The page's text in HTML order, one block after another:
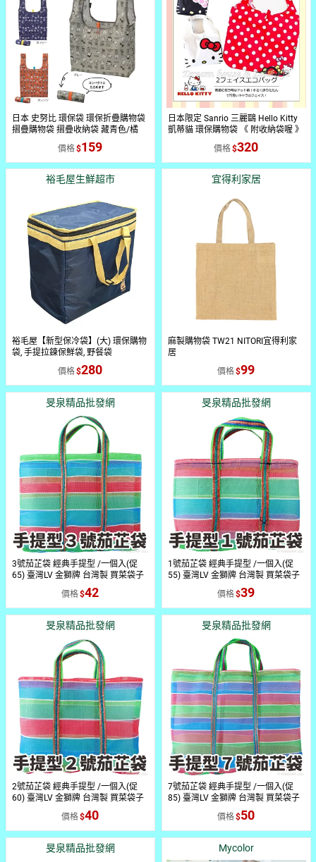
日本 史努比 環保袋 環保折疊購物袋
摺疊購物袋 摺疊收納袋 藏青色/橘
色/灰色 (現貨) ❤️ㄚ比小鼻❤️
價格 159
日本限定 Sanrio 三麗鷗 Hello Kitty
凱蒂貓 環保購物袋 《 附收納袋喔 》
★ 夢想家精品家飾 ★
價格 320
裕毛屋生鮮超市
裕毛屋【新型保冷袋】(大) 環保購物
袋, 手提拉鍊保鮮袋, 野餐袋
價格
280
宜得利家居
麻製購物袋 TW21 NITORI宜得利家
居
價格
99
旻泉精品批發網
3號茄芷袋 經典手提型 /一個入(促
65) 臺灣LV 金獅牌 台灣製 買菜袋子
MIT 復古袋 TW 復古手提袋 傳統袋
買菜袋 尼龍袋價格 42
旻泉精品批發網
1號茄芷袋 經典手提型 /一個入(促
55) 臺灣LV 金獅牌 台灣製 買菜袋子
MIT 復古袋 TW 復古手提袋 傳統袋
買菜袋 尼龍袋價格 39
旻泉精品批發網
2號茄芷袋 經典手提型 /一個入(促
60) 臺灣LV 金獅牌 台灣製 買菜袋子
MIT 復古袋 TW 復古手提袋 傳統袋
買菜袋 尼龍袋價格 40
旻泉精品批發網
7號茄芷袋 經典手提型 /一個入(促
85) 臺灣LV 金獅牌 台灣製 買菜袋子
MIT 復古袋 TW 復古手提袋 傳統袋
買菜袋 尼龍袋價格 50
旻泉精品批發網 Mycolor